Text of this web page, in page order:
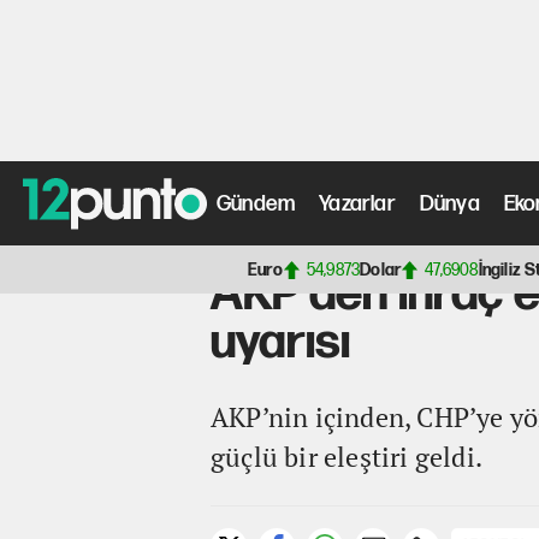
Gündem Yazarlar Dünya
Euro 54,9873Dolar 47,6908 İngiliz
Anasayfa>Siyaset Haberleri> AKP'den ihraç edilen
AKP'den ihraç
uyarısı
AKP’nin içinden, CHP’ye
güçlü bir eleştiri geldi.